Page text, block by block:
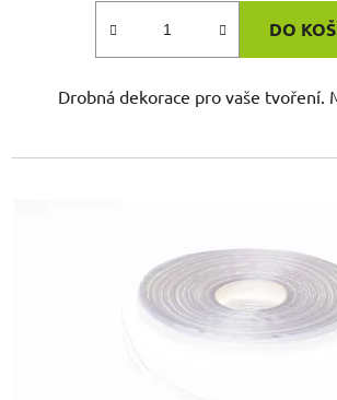
DO
Drobná dekorace pro vaše tvoření.